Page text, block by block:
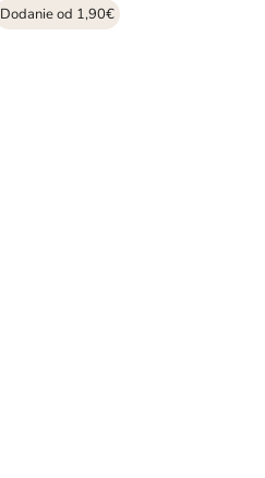
Dodanie od 1,90€